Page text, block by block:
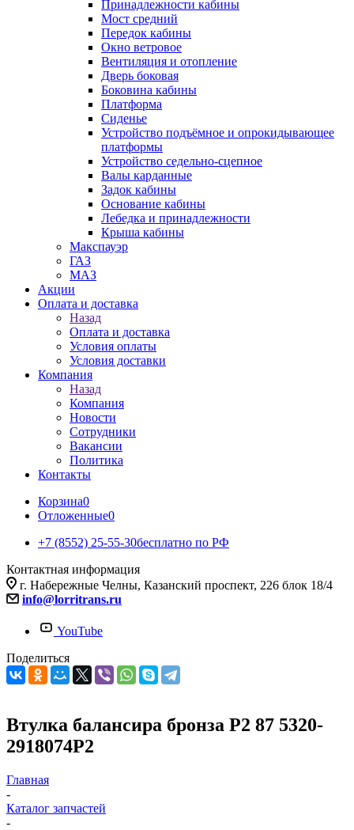
Принадлежности кабины
Мост средний
Передок кабины
Окно ветровое
Вентиляция и отопление
Дверь боковая
Боковина кабины
Платформа
Сиденье
Устройство подъёмное и опрокидывающее
платформы
Устройство седельно-сцепное
Валы карданные
Задок кабины
Основание кабины
Лебедка и принадлежности
Крыша кабины
Макспауэр
ГАЗ
МАЗ
Акции
Оплата и доставка
Назад
Оплата и доставка
Условия оплаты
Условия доставки
Компания
Назад
Компания
Новости
Сотрудники
Вакансии
Политика
Контакты
Корзина0
Отложенные0
+7 (8552) 25-55-30бесплатно по РФ
Контактная информация
г. Набережные Челны, Казанский проспект, 226 блок 18/4
info@lorritrans.ru
YouTube
Поделиться
Втулка балансира бронза Р2 87 5320-
2918074Р2
Главная
-
Каталог запчастей
-